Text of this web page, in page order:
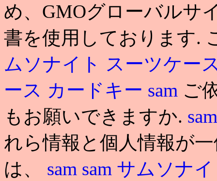
め、GMOグローバルサ
書を使用しております.
ムソナイト スーツケー
ース カードキー sam ご
もお願いできますか.
れら情報と個人情報が
は、 sam sam サムソナ